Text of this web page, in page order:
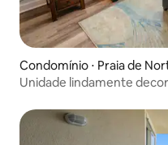
Condomínio ⋅ Praia de
Unidade lindamente